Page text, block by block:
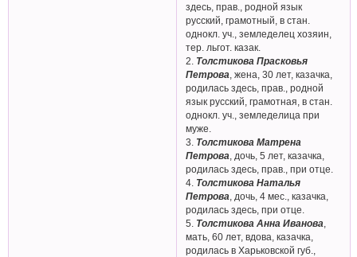
здесь, прав., родной язык
русский, грамотный, в стан.
однокл. уч., земледелец хозяин,
тер. льгот. казак.
2. Толстикова Прасковья
Петрова , жена, 30 лет, казачка,
родилась здесь, прав., родной
язык русский, грамотная, в стан.
однокл. уч., земледелица при
муже.
3. Толстикова Матрена
Петрова , дочь, 5 лет, казачка,
родилась здесь, прав., при отце.
4. Толстикова Наталья
Петрова , дочь, 4 мес., казачка,
родилась здесь, при отце.
5. Толстикова Анна Иванова
мать, 60 лет, вдова, казачка,
родилась в Харьковской губ.,